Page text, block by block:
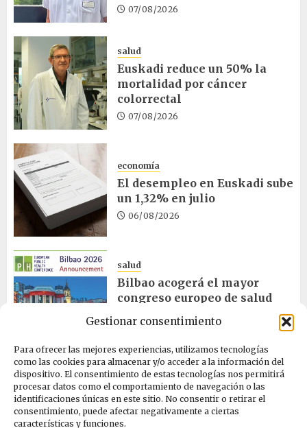
Gestionar consentimiento
Para ofrecer las mejores experiencias, utilizamos tecnologías
como las cookies para almacenar y/o acceder a la información del
dispositivo. El consentimiento de estas tecnologías nos permitirá
procesar datos como el comportamiento de navegación o las
identificaciones únicas en este sitio. No consentir o retirar el
consentimiento, puede afectar negativamente a ciertas
características y funciones.
07/08/2026
salud
Euskadi reduce un 50% la
mortalidad por cáncer
colorrectal
07/08/2026
economía
El desempleo en Euskadi sube
un 1,32% en julio
06/08/2026
salud
Bilbao acogerá el mayor
congreso europeo de salud
pública en noviembre
ciencia
La exposición sobre el eclipse
concluye en Laguardia